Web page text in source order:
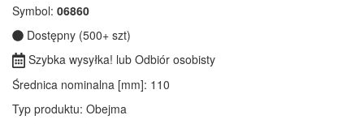
Symbol: 06860
Dostępny (500+ szt)
Szybka wysyłka! lub Odbiór osobisty
Średnica nominalna [mm]: 110
Typ produktu: Obejma